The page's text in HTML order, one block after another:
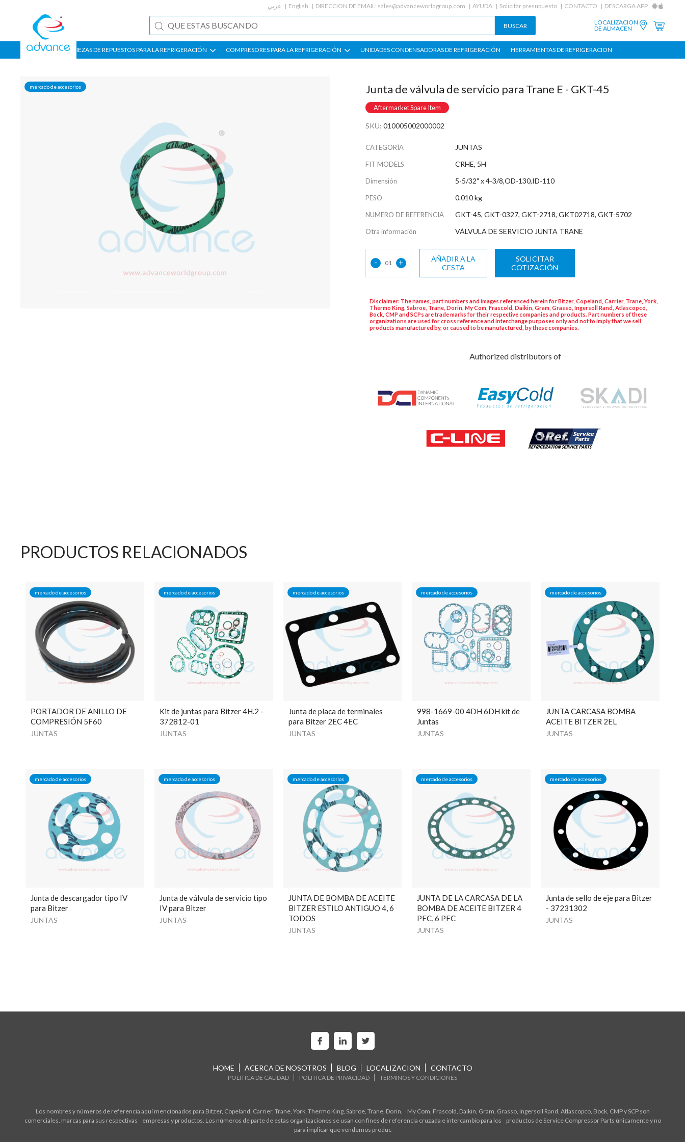
عربي English DIRECCION DE EMAIL: sales@advanceworldgroup.com AYUDA Solicitar presupuesto CONTACTO DESCARGA APP
LOCALIZACION
DE ALMACEN
PIEZAS DE REPUESTOS PARA LA REFRIGERACIÓN COMPRESORES PARA LA REFRIGERACIÓN UNIDADES CONDENSADORAS DE REFRIGERACIÓN HERRAMIENTAS DE REFRIGERACION
mercado de accesorios Junta de válvula de servicio para Trane E - GKT-45
Aftermarket Spare Item
SKU: 010005002000002
CATEGORÍA JUNTAS
FIT MODELS CRHE, 5H
Dimensión 5-5/32" x 4-3/8,OD-130,ID-110
PESO 0.010 kg
NUMERO DE REFERENCIA GKT-45, GKT-0327, GKT-2718, GKT02718, GKT-5702
Otra información VÁLVULA DE SERVICIO JUNTA TRANE
- 01 +
AÑADIR A LA
CESTA
SOLICITAR
COTIZACIÓN
Disclaimer: The names, part numbers and images referenced herein for Bitzer, Copeland, Carrier, Trane, York,
Thermo King, Sabroe, Trane, Dorin, My Com, Frascold, Daikin, Gram, Grasso, Ingersoll Rand, Atlascopco,
Bock, CMP and SCPs are trade marks for their respective companies and products. Part numbers of these
organizations are used for cross reference and interchange purposes only and not to imply that we sell
products manufactured by, or caused to be manufactured, by these companies.
Authorized distributors of
PRODUCTOS RELACIONADOS
mercado de accesorios
PORTADOR DE ANILLO DE
COMPRESIÓN 5F60
JUNTAS
mercado de accesorios
Kit de juntas para Bitzer 4H.2 -
372812-01
JUNTAS
mercado de accesorios
Junta de placa de terminales
para Bitzer 2EC 4EC
JUNTAS
mercado de accesorios
998-1669-00 4DH 6DH kit de
Juntas
JUNTAS
mercado de accesorios
JUNTA CARCASA BOMBA
ACEITE BITZER 2EL
JUNTAS
mercado de accesorios
Junta de descargador tipo IV
para Bitzer
JUNTAS
mercado de accesorios
Junta de válvula de servicio tipo
IV para Bitzer
JUNTAS
mercado de accesorios
JUNTA DE BOMBA DE ACEITE
BITZER ESTILO ANTIGUO 4, 6
TODOS
JUNTAS
mercado de accesorios
JUNTA DE LA CARCASA DE LA
BOMBA DE ACEITE BITZER 4
PFC, 6 PFC
JUNTAS
mercado de accesorios
Junta de sello de eje para Bitzer
- 37231302
JUNTAS
HOME ACERCA DE NOSOTROS BLOG LOCALIZACION CONTACTO
POLITICA DE CALIDAD POLITICA DE PRIVACIDAD TERMINOS Y CONDICIONES
Los nombres y números de referencia aquí mencionados para Bitzer, Copeland, Carrier, Trane, York, Thermo King, Sabroe, Trane, Dorin, My Com, Frascold, Daikin, Gram, Grasso, Ingersoll Rand, Atlascopco, Bock, CMP y SCP son
comerciales. marcas para sus respectivas empresas y productos. Los números de parte de estas organizaciones se usan con fines de referencia cruzada e intercambio para los productos de Service Compressor Parts únicamente y no
para implicar que vendemos produc